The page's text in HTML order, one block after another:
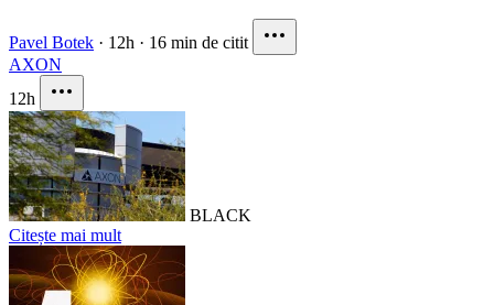
Pavel Botek · 12h · 16 min de citit
AXON
12h
BLACK
Citește mai mult